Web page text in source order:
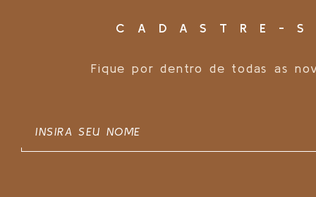
CADASTRE-
Fique por dentro de todas as